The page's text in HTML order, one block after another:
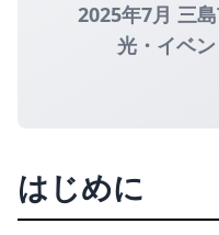
2025年7月 三
光・イベ
はじめに